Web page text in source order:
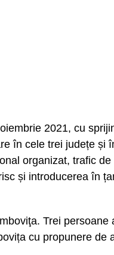
2021, cu
în cele trei județe și
organizat, trafic
și introducerea în
Trei persoane
cu propunere de